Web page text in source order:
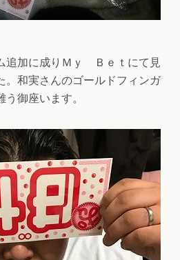
追加に成りＭｙ Ｂｅｔにて見
。和実さんのゴールドフィンガ
御座います。